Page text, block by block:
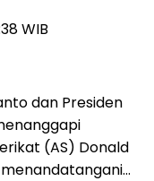
WIB
dan Presiden
(AS) Donald